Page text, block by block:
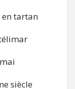
tartan
siècle